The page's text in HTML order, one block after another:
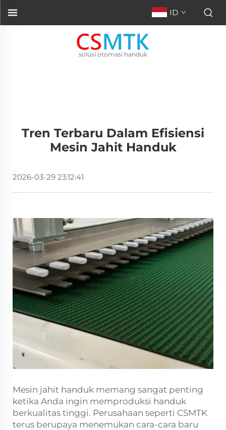
ID
solusi otomasi handuk
Tren Terbaru Dalam Efisiensi
Mesin Jahit Handuk
2026-03-29 23:12:41
Mesin jahit handuk memang sangat penting
ketika Anda ingin memproduksi handuk
berkualitas tinggi. Perusahaan seperti CSMTK
terus berupaya menemukan cara-cara baru